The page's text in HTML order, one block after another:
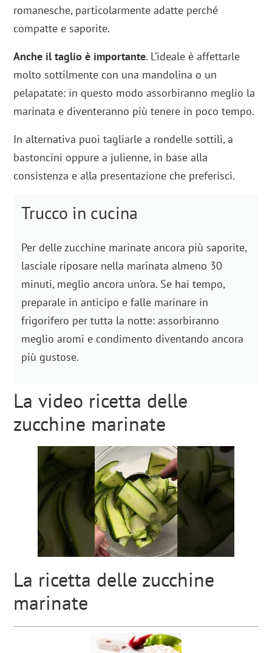
romanesche, particolarmente adatte perché
compatte e saporite.
Anche il taglio è importante. L’ideale è affettarle
molto sottilmente con una mandolina o un
pelapatate: in questo modo assorbiranno meglio la
marinata e diventeranno più tenere in poco tempo.
In alternativa puoi tagliarle a rondelle sottili, a
bastoncini oppure a julienne, in base alla
consistenza e alla presentazione che preferisci.
Trucco in cucina
Per delle zucchine marinate ancora più saporite,
lasciale riposare nella marinata almeno 30
minuti, meglio ancora un’ora. Se hai tempo,
preparale in anticipo e falle marinare in
frigorifero per tutta la notte: assorbiranno
meglio aromi e condimento diventando ancora
più gustose.
La video ricetta delle
zucchine marinate
La ricetta delle zucchine
marinate